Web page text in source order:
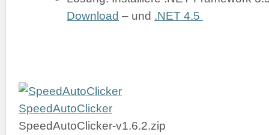
Download – und .NET 4.5
SpeedAutoClicker
SpeedAutoClicker-v1.6.2.zip